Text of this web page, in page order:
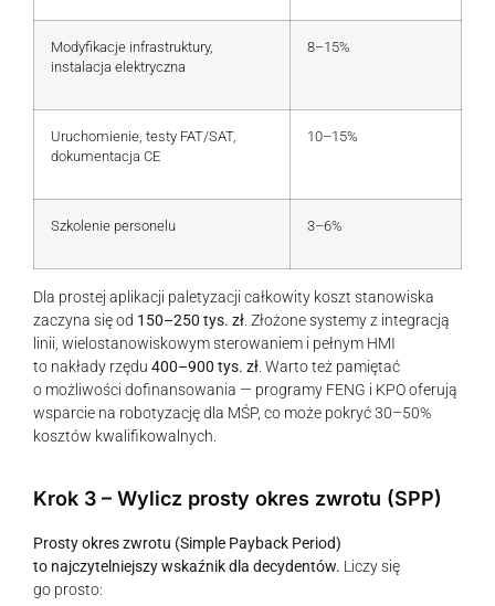
Modyfikacje infrastruktury,
instalacja elektryczna
8–15%
Uruchomienie, testy FAT/SAT,
dokumentacja CE
10–15%
Szkolenie personelu 3–6%
Dla prostej aplikacji paletyzacji całkowity koszt stanowiska
zaczyna się od 150–250 tys. zł. Złożone systemy z integracją
linii, wielostanowiskowym sterowaniem i pełnym HMI
to nakłady rzędu 400–900 tys. zł. Warto też pamiętać
o możliwości dofinansowania — programy FENG i KPO oferują
wsparcie na robotyzację dla MŚP, co może pokryć 30–50%
kosztów kwalifikowalnych.
Krok 3 – Wylicz prosty okres zwrotu (SPP)
Prosty okres zwrotu (Simple Payback Period)
to najczytelniejszy wskaźnik dla decydentów. Liczy się
go prosto: